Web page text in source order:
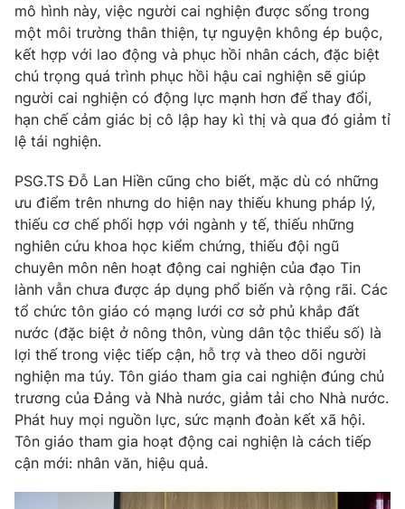
mô hình này, việc người cai nghiện được sống trong
một môi trường thân thiện, tự nguyện không ép buộc,
kết hợp với lao động và phục hồi nhân cách, đặc biệt
chú trọng quá trình phục hồi hậu cai nghiện sẽ giúp
người cai nghiện có động lực mạnh hơn để thay đổi,
hạn chế cảm giác bị cô lập hay kì thị và qua đó giảm tỉ
lệ tái nghiện.
PSG.TS Đỗ Lan Hiền cũng cho biết, mặc dù có những
ưu điểm trên nhưng do hiện nay thiếu khung pháp lý,
thiếu cơ chế phối hợp với ngành y tế, thiếu những
nghiên cứu khoa học kiểm chứng, thiếu đội ngũ
chuyên môn nên hoạt động cai nghiện của đạo Tin
lành vẫn chưa được áp dụng phổ biến và rộng rãi. Các
tổ chức tôn giáo có mạng lưới cơ sở phủ khắp đất
nước (đặc biệt ở nông thôn, vùng dân tộc thiểu số) là
lợi thế trong việc tiếp cận, hỗ trợ và theo dõi người
nghiện ma túy. Tôn giáo tham gia cai nghiện đúng chủ
trương của Đảng và Nhà nước, giảm tải cho Nhà nước.
Phát huy mọi nguồn lực, sức mạnh đoàn kết xã hội.
Tôn giáo tham gia hoạt động cai nghiện là cách tiếp
cận mới: nhân văn, hiệu quả.